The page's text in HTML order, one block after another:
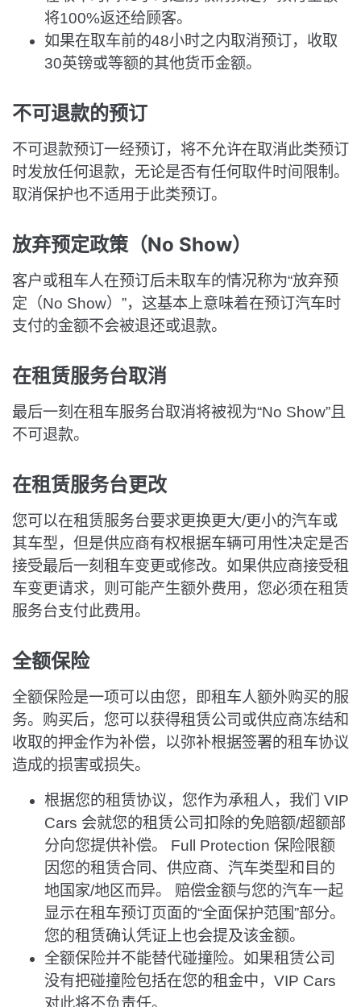
将100%返还给顾客。
如果在取车前的48小时之内取消预订，收取
30英镑或等额的其他货币金额。
不可退款的预订
不可退款预订一经预订，将不允许在取消此类预订
时发放任何退款，无论是否有任何取件时间限制。
取消保护也不适用于此类预订。
放弃预定政策（No Show）
客户或租车人在预订后未取车的情况称为“放弃预
定（No Show）”，这基本上意味着在预订汽车时
支付的金额不会被退还或退款。
在租赁服务台取消
最后一刻在租车服务台取消将被视为“No Show”且
不可退款。
在租赁服务台更改
您可以在租赁服务台要求更换更大/更小的汽车或
其车型，但是供应商有权根据车辆可用性决定是否
接受最后一刻租车变更或修改。如果供应商接受租
车变更请求，则可能产生额外费用，您必须在租赁
服务台支付此费用。
全额保险
全额保险是一项可以由您，即租车人额外购买的服
务。购买后，您可以获得租赁公司或供应商冻结和
收取的押金作为补偿，以弥补根据签署的租车协议
造成的损害或损失。
根据您的租赁协议，您作为承租人，我们 VIP
Cars 会就您的租赁公司扣除的免赔额/超额部
分向您提供补偿。 Full Protection 保险限额
因您的租赁合同、供应商、汽车类型和目的
地国家/地区而异。 赔偿金额与您的汽车一起
显示在租车预订页面的“全面保护范围”部分。
您的租赁确认凭证上也会提及该金额。
全额保险并不能替代碰撞险。如果租赁公司
没有把碰撞险包括在您的租金中，VIP Cars
对此将不负责任。